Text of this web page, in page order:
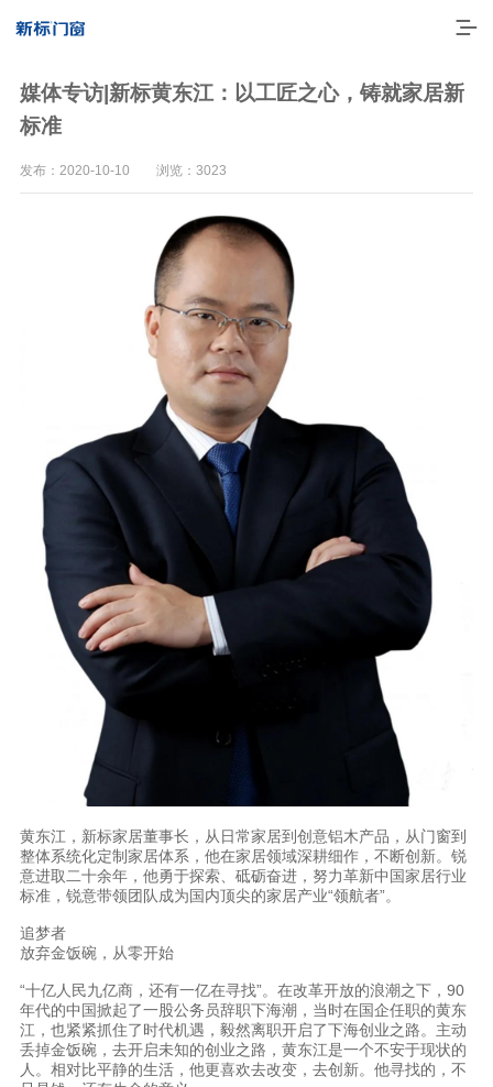
门窗实力派
新视界
新标赋能中心
加盟合作
媒体专访|新标黄东江：以工匠之心，铸就家居新
标准
发布：2020-10-10 浏览：3023
黄东江，新标家居董事长，从日常家居到创意铝木产品，从门窗到
整体系统化定制家居体系，他在家居领域深耕细作，不断创新。锐
意进取二十余年，他勇于探索、砥砺奋进，努力革新中国家居行业
标准，锐意带领团队成为国内顶尖的家居产业“领航者”。
追梦者
放弃金饭碗，从零开始
“十亿人民九亿商，还有一亿在寻找”。在改革开放的浪潮之下，90
年代的中国掀起了一股公务员辞职下海潮，当时在国企任职的黄东
江，也紧紧抓住了时代机遇，毅然离职开启了下海创业之路。主动
丢掉金饭碗，去开启未知的创业之路，黄东江是一个不安于现状的
人。相对比平静的生活，他更喜欢去改变，去创新。他寻找的，不